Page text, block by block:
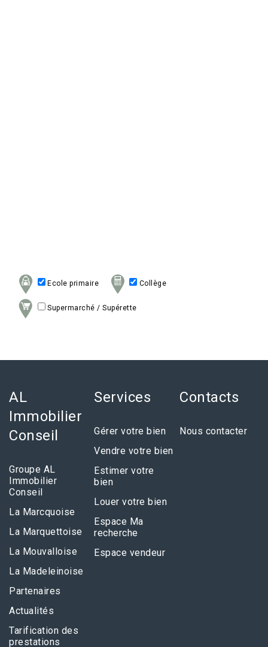
Ecole primaire Collège
Supermarché / Supérette
AL
Immobilier
Conseil
Groupe AL
Immobilier
Conseil
La Marcquoise
La Marquettoise
La Mouvalloise
La Madeleinoise
Partenaires
Actualités
Tarification des
prestations
Services
Gérer votre bien
Vendre votre bien
Estimer votre
bien
Louer votre bien
Espace Ma
recherche
Espace vendeur
Contacts
Nous contacter